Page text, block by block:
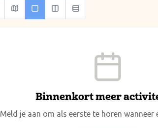
Binnenkort meer
Meld je aan om als eerste te horen wanneer